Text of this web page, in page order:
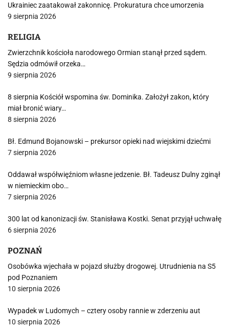
Ukrainiec zaatakował zakonnicę. Prokuratura chce umorzenia
9 sierpnia 2026
RELIGIA
Zwierzchnik kościoła narodowego Ormian stanął przed sądem.
Sędzia odmówił orzeka…
9 sierpnia 2026
8 sierpnia Kościół wspomina św. Dominika. Założył zakon, który
miał bronić wiary…
8 sierpnia 2026
Bł. Edmund Bojanowski – prekursor opieki nad wiejskimi dziećmi
7 sierpnia 2026
Oddawał współwięźniom własne jedzenie. Bł. Tadeusz Dulny zginął
w niemieckim obo…
7 sierpnia 2026
300 lat od kanonizacji św. Stanisława Kostki. Senat przyjął uchwałę
6 sierpnia 2026
POZNAŃ
Osobówka wjechała w pojazd służby drogowej. Utrudnienia na S5
pod Poznaniem
10 sierpnia 2026
Wypadek w Ludomych – cztery osoby rannie w zderzeniu aut
10 sierpnia 2026